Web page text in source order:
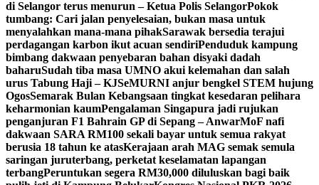
di Selangor terus menurun – Ketua Polis SelangorPokok
tumbang: Cari jalan penyelesaian, bukan masa untuk
menyalahkan mana-mana pihakSarawak bersedia terajui
perdagangan karbon ikut acuan sendiriPenduduk kampung
bimbang dakwaan penyebaran bahan disyaki dadah
baharuSudah tiba masa UMNO akui kelemahan dan salah
urus Tabung Haji – KJSeMURNI anjur bengkel STEM hujung
OgosSemarak Bulan Kebangsaan tingkat kesedaran pelihara
keharmonian kaumPengalaman Singapura jadi rujukan
penganjuran F1 Bahrain GP di Sepang – AnwarMoF nafi
dakwaan SARA RM100 sekali bayar untuk semua rakyat
berusia 18 tahun ke atasKerajaan arah MAG semak semula
saringan juruterbang, perketat keselamatan lapangan
terbangPeruntukan segera RM30,000 diluluskan bagi baik